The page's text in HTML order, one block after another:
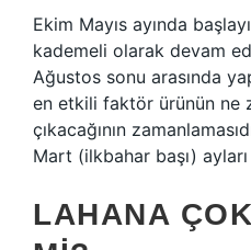
Ekim Mayıs ayında
kademeli olarak devam
Ağustos sonu arasında
en etkili faktör ürünün ne
çıkacağının
Mart (ilkbahar başı)
LAHANA